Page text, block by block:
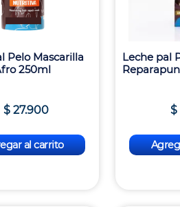
Pelo Mascarilla
250ml
$ 27.900
al carrito
Leche pal
$